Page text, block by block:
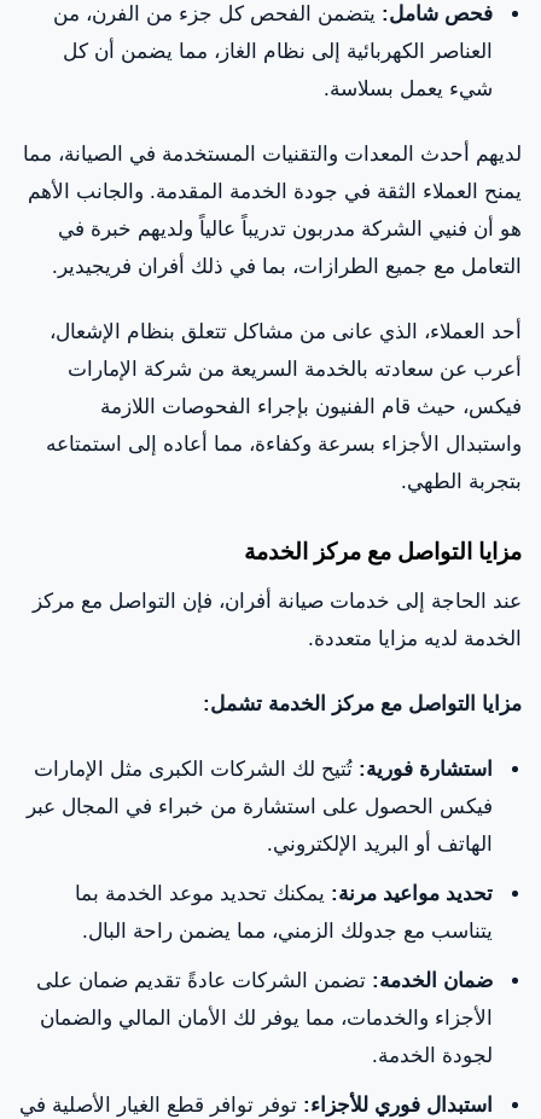
فحص شامل: يتضمن الفحص كل جزء من الفرن، من
العناصر الكهربائية إلى نظام الغاز، مما يضمن أن كل
شيء يعمل بسلاسة.
لديهم أحدث المعدات والتقنيات المستخدمة في الصيانة، مما
يمنح العملاء الثقة في جودة الخدمة المقدمة. والجانب الأهم
هو أن فنيي الشركة مدربون تدريباً عالياً ولديهم خبرة في
التعامل مع جميع الطرازات، بما في ذلك أفران فريجيدير.
أحد العملاء، الذي عانى من مشاكل تتعلق بنظام الإشعال،
أعرب عن سعادته بالخدمة السريعة من شركة الإمارات
فيكس، حيث قام الفنيون بإجراء الفحوصات اللازمة
واستبدال الأجزاء بسرعة وكفاءة، مما أعاده إلى استمتاعه
بتجربة الطهي.
مزايا التواصل مع مركز الخدمة
عند الحاجة إلى خدمات صيانة أفران، فإن التواصل مع مركز
الخدمة لديه مزايا متعددة.
مزايا التواصل مع مركز الخدمة تشمل:
استشارة فورية: تُتيح لك الشركات الكبرى مثل الإمارات
فيكس الحصول على استشارة من خبراء في المجال عبر
الهاتف أو البريد الإلكتروني.
تحديد مواعيد مرنة: يمكنك تحديد موعد الخدمة بما
يتناسب مع جدولك الزمني، مما يضمن راحة البال.
ضمان الخدمة: تضمن الشركات عادةً تقديم ضمان على
الأجزاء والخدمات، مما يوفر لك الأمان المالي والضمان
لجودة الخدمة.
استبدال فوري للأجزاء: توفر توافر قطع الغيار الأصلية في